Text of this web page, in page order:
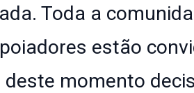
Toda a
estão
momento